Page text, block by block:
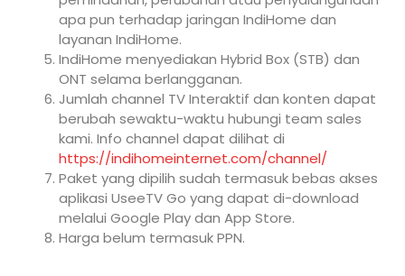
apa pun terhadap jaringan IndiHome dan
layanan IndiHome.
IndiHome menyediakan Hybrid Box (STB) dan
ONT selama berlangganan.
Jumlah channel TV Interaktif dan konten dapat
berubah sewaktu-waktu hubungi team sales
kami. Info channel dapat dilihat di
https://indihomeinternet.com/channel/
Paket yang dipilih sudah termasuk bebas akses
aplikasi UseeTV Go yang dapat di-download
melalui Google Play dan App Store.
Harga belum termasuk PPN.